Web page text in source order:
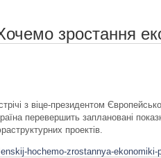
зростання
з віце-президентом
перевершить заплановані
проектів.
hochemo-zrostannya-ekonomiki-